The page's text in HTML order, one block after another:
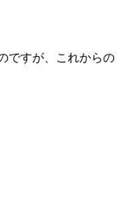
ですが、これからの